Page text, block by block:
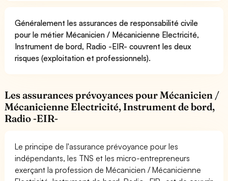
Généralement les assurances de responsabilité civile
pour le métier Mécanicien / Mécanicienne Electricité,
Instrument de bord, Radio -EIR- couvrent les deux
risques (exploitation et professionnels).
Les assurances prévoyances pour Mécanicien /
Mécanicienne Electricité, Instrument de bord,
Radio -EIR-
Le principe de l'assurance prévoyance pour les
indépendants, les TNS et les micro-entrepreneurs
exerçant la profession de Mécanicien / Mécanicienne